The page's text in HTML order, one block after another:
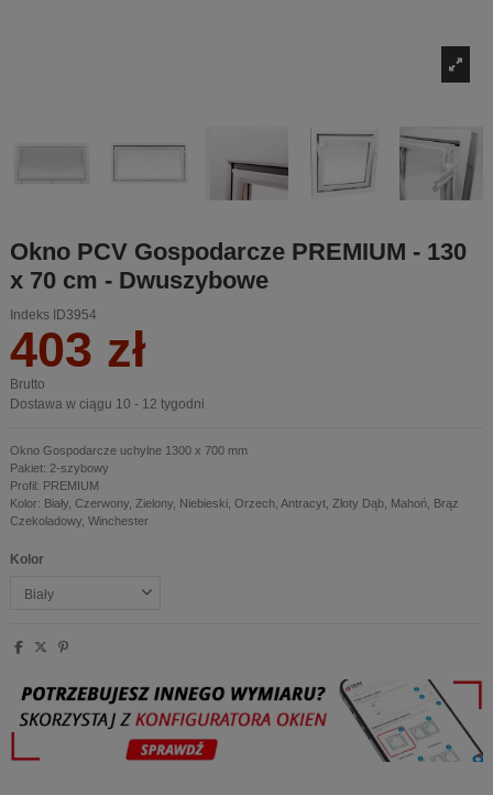
Okno PCV Gospodarcze PREMIUM - 130
x 70 cm - Dwuszybowe
Indeks ID3954
403 zł
Brutto
Dostawa w ciągu 10 - 12 tygodni
Okno Gospodarcze uchylne 1300 x 700 mm
Pakiet: 2-szybowy
Profil: PREMIUM
Kolor: Biały, Czerwony, Zielony, Niebieski, Orzech, Antracyt, Złoty Dąb, Mahoń, Brąz
Czekoladowy, Winchester
Kolor